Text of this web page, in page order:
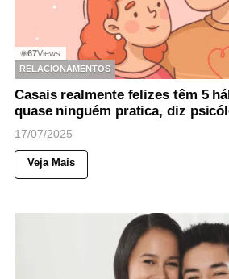
◉67Views
RELACIONAMENTOS
Casais realmente felizes têm 5
quase ninguém pratica, diz
17/07/2025
Veja Mais